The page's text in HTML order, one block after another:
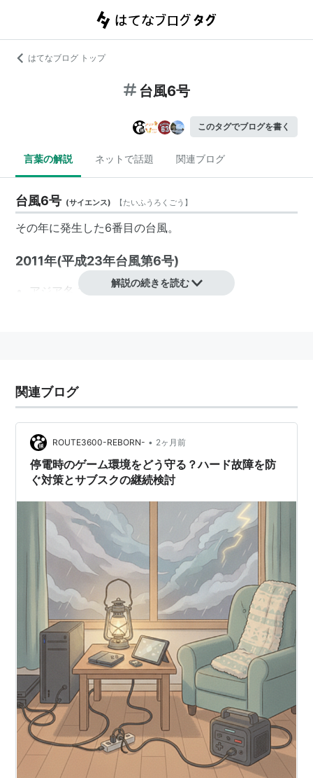
はてなブログ トップ
台風6号
このタグでブログを書く
言葉の解説 ネットで話題 関連ブログ
台風6号 (サイエンス) 【たいふうろくごう 】
その年に発生した6番目の台風。
2011年(平成23年台風第6号)
アジア名 マーゴン (MA-ON)
2011年7月20日、0:30に徳島県南部に上陸したあ
と、進路を大きく変えて南東にすすみ日本から離
れ、その後、太平洋上を北上していった。
2005年(平成17年台風第6号)
アジア名 NALGAE(ナルガエ)
日本には接近しなかった。
前後の台風
台風5号→台風6号→台風7号
解説の続きを読む
関連ブログ
ROUTE3600-REBORN- • 2ヶ月前
停電時のゲーム環境をどう守る？ハード故障を防
ぐ対策とサブスクの継続検討